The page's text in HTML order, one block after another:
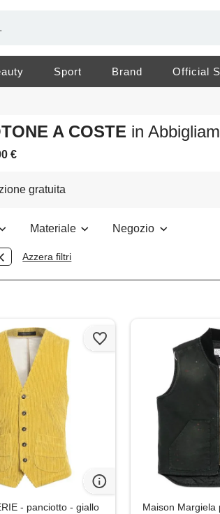
Sport Brand Official
A COSTE in
€
gratuita
Materiale Negozio
Azzera filtri
- panciotto - giallo
Maison Margiela